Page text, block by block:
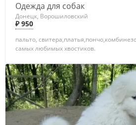
Одежда для собак
Донецк, Ворошиловский
₽ 950
пальто,
самых любимых хвостиков.